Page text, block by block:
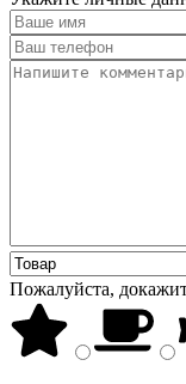
Пожалуйста,